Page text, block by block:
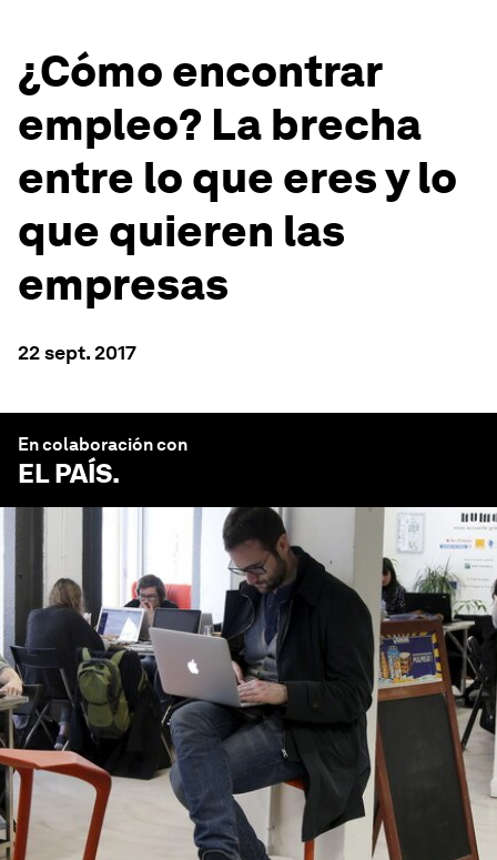
¿Cómo encontrar
empleo? La brecha
entre lo que eres y lo
que quieren las
empresas
22 sept. 2017
En colaboración con
EL PAÍS.